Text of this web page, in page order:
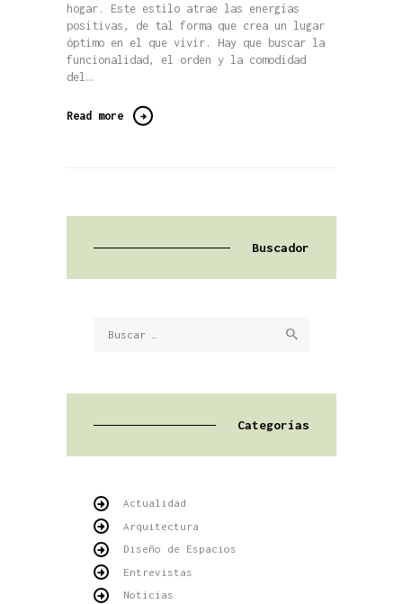
hogar. Este estilo atrae las energías
positivas, de tal forma que crea un lugar
óptimo en el que vivir. Hay que buscar la
funcionalidad, el orden y la comodidad
del…
Read more
Buscador
Categorías
Actualidad
Arquitectura
Diseño de Espacios
Entrevistas
Noticias